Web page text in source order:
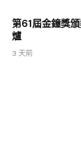
第61屆金鐘獎
爐
3 天前